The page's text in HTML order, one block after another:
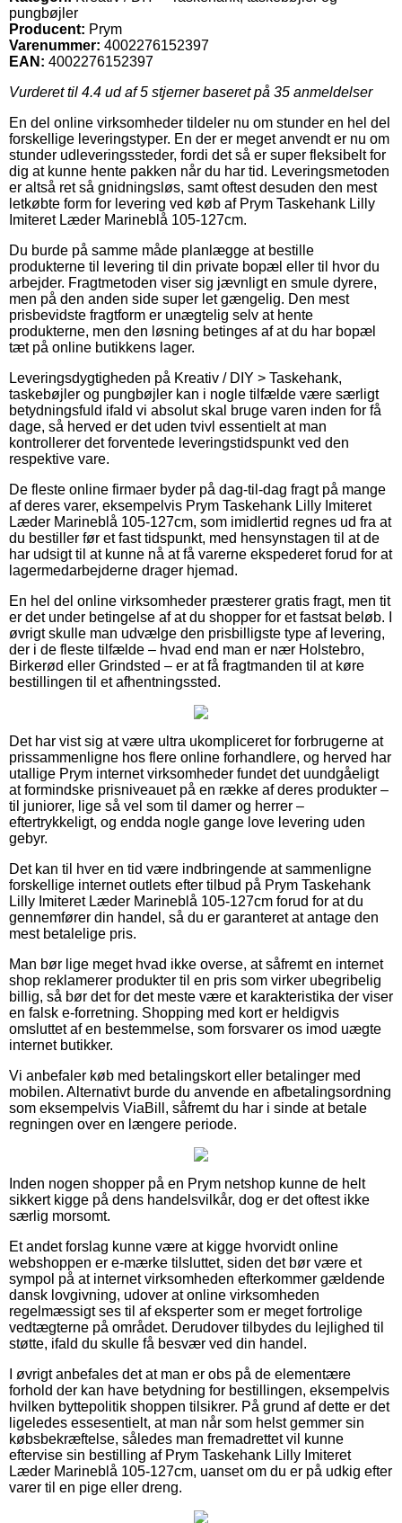
pungbøjler
Producent: Prym
Varenummer: 4002276152397
EAN: 4002276152397
Vurderet til 4.4 ud af 5 stjerner baseret på 35 anmeldelser
En del online virksomheder tildeler nu om stunder en hel del
forskellige leveringstyper. En der er meget anvendt er nu om
stunder udleveringssteder, fordi det så er super fleksibelt for
dig at kunne hente pakken når du har tid. Leveringsmetoden
er altså ret så gnidningsløs, samt oftest desuden den mest
letkøbte form for levering ved køb af Prym Taskehank Lilly
Imiteret Læder Marineblå 105-127cm.
Du burde på samme måde planlægge at bestille
produkterne til levering til din private bopæl eller til hvor du
arbejder. Fragtmetoden viser sig jævnligt en smule dyrere,
men på den anden side super let gængelig. Den mest
prisbevidste fragtform er unægtelig selv at hente
produkterne, men den løsning betinges af at du har bopæl
tæt på online butikkens lager.
Leveringsdygtigheden på Kreativ / DIY > Taskehank,
taskebøjler og pungbøjler kan i nogle tilfælde være særligt
betydningsfuld ifald vi absolut skal bruge varen inden for få
dage, så herved er det uden tvivl essentielt at man
kontrollerer det forventede leveringstidspunkt ved den
respektive vare.
De fleste online firmaer byder på dag-til-dag fragt på mange
af deres varer, eksempelvis Prym Taskehank Lilly Imiteret
Læder Marineblå 105-127cm, som imidlertid regnes ud fra at
du bestiller før et fast tidspunkt, med hensynstagen til at de
har udsigt til at kunne nå at få varerne ekspederet forud for at
lagermedarbejderne drager hjemad.
En hel del online virksomheder præsterer gratis fragt, men tit
er det under betingelse af at du shopper for et fastsat beløb. I
øvrigt skulle man udvælge den prisbilligste type af levering,
der i de fleste tilfælde – hvad end man er nær Holstebro,
Birkerød eller Grindsted – er at få fragtmanden til at køre
bestillingen til et afhentningssted.
Det har vist sig at være ultra ukompliceret for forbrugerne at
prissammenligne hos flere online forhandlere, og herved har
utallige Prym internet virksomheder fundet det uundgåeligt
at formindske prisniveauet på en række af deres produkter –
til juniorer, lige så vel som til damer og herrer –
eftertrykkeligt, og endda nogle gange love levering uden
gebyr.
Det kan til hver en tid være indbringende at sammenligne
forskellige internet outlets efter tilbud på Prym Taskehank
Lilly Imiteret Læder Marineblå 105-127cm forud for at du
gennemfører din handel, så du er garanteret at antage den
mest betalelige pris.
Man bør lige meget hvad ikke overse, at såfremt en internet
shop reklamerer produkter til en pris som virker ubegribelig
billig, så bør det for det meste være et karakteristika der viser
en falsk e-forretning. Shopping med kort er heldigvis
omsluttet af en bestemmelse, som forsvarer os imod uægte
internet butikker.
Vi anbefaler køb med betalingskort eller betalinger med
mobilen. Alternativt burde du anvende en afbetalingsordning
som eksempelvis ViaBill, såfremt du har i sinde at betale
regningen over en længere periode.
Inden nogen shopper på en Prym netshop kunne de helt
sikkert kigge på dens handelsvilkår, dog er det oftest ikke
særlig morsomt.
Et andet forslag kunne være at kigge hvorvidt online
webshoppen er e-mærke tilsluttet, siden det bør være et
sympol på at internet virksomheden efterkommer gældende
dansk lovgivning, udover at online virksomheden
regelmæssigt ses til af eksperter som er meget fortrolige
vedtægterne på området. Derudover tilbydes du lejlighed til
støtte, ifald du skulle få besvær ved din handel.
I øvrigt anbefales det at man er obs på de elementære
forhold der kan have betydning for bestillingen, eksempelvis
hvilken byttepolitik shoppen tilsikrer. På grund af dette er det
ligeledes essesentielt, at man når som helst gemmer sin
købsbekræftelse, således man fremadrettet vil kunne
eftervise sin bestilling af Prym Taskehank Lilly Imiteret
Læder Marineblå 105-127cm, uanset om du er på udkig efter
varer til en pige eller dreng.